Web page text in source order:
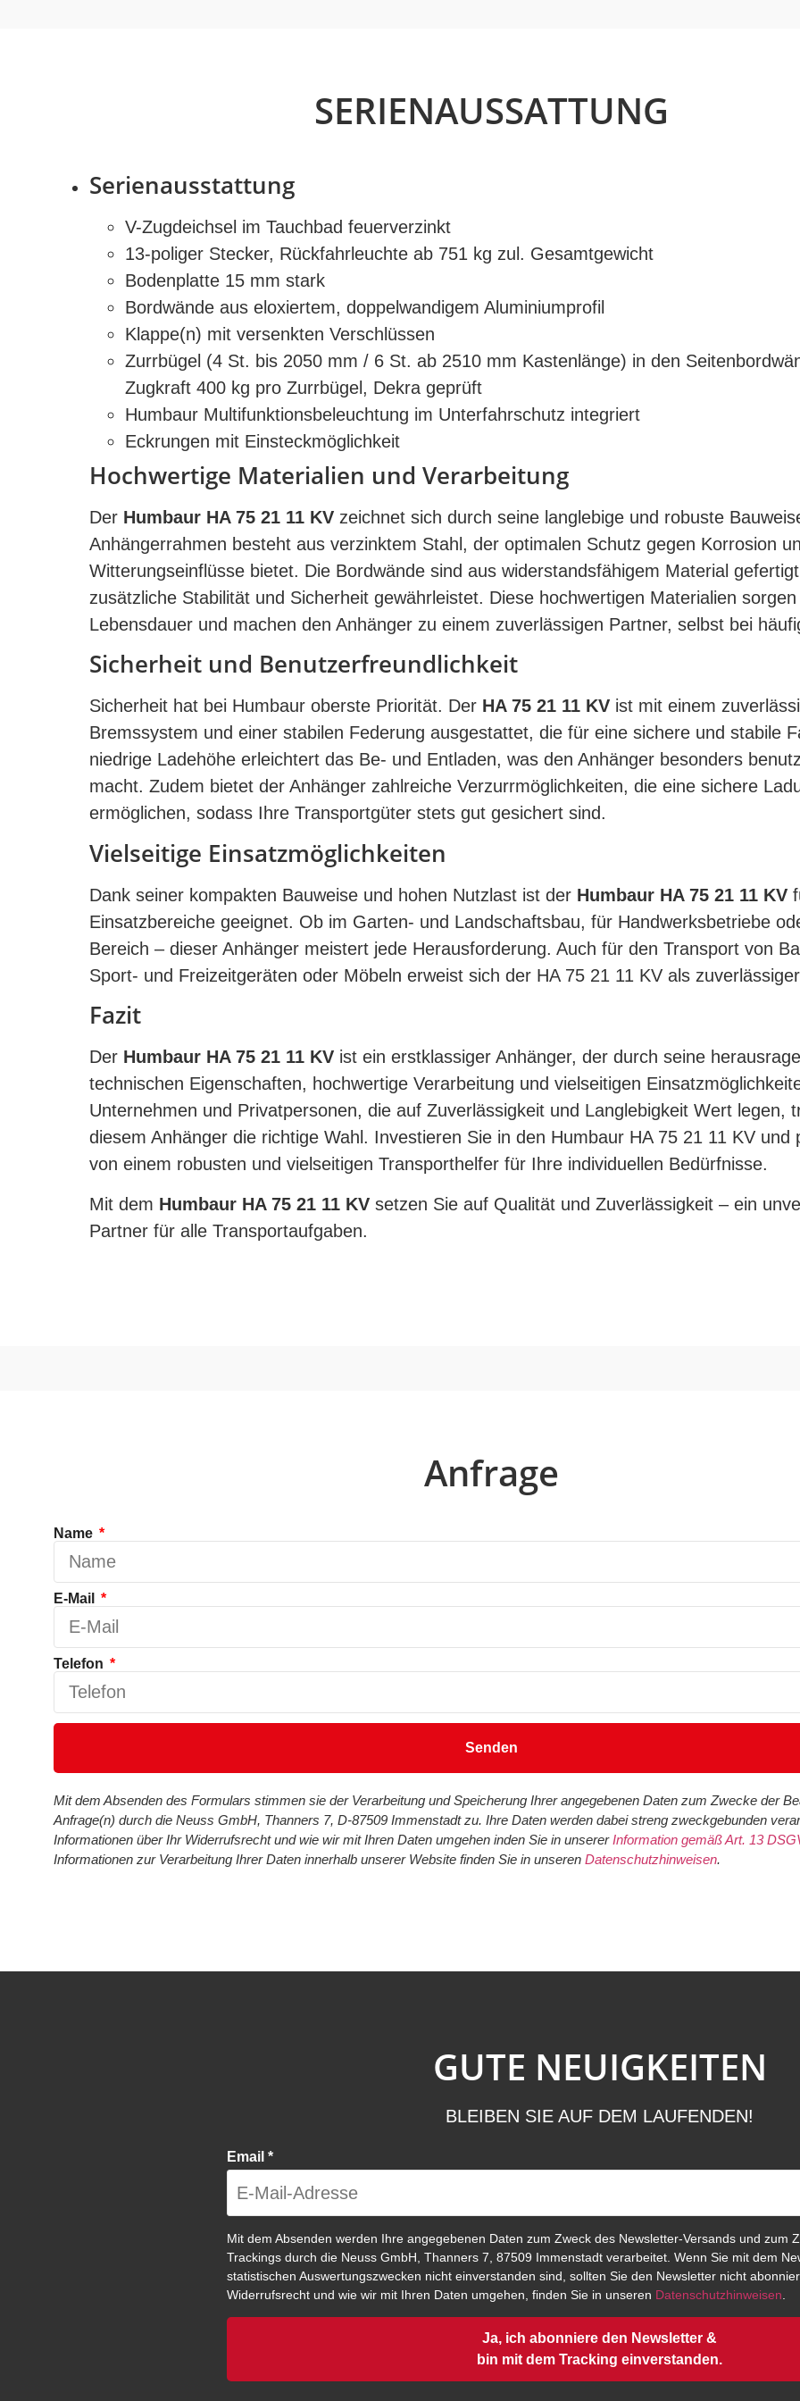
SERIENAUSSATTUNG
Serienausstattung
V-Zugdeichsel im Tauchbad feuerverzinkt
13-poliger Stecker, Rückfahrleuchte ab 751 kg zul. Gesamtgewicht
Bodenplatte 15 mm stark
Bordwände aus eloxiertem, doppelwandigem Aluminiumprofil
Klappe(n) mit versenkten Verschlüssen
Zurrbügel (4 St. bis 2050 mm / 6 St. ab 2510 mm Kastenlänge) in den
Zugkraft 400 kg pro Zurrbügel, Dekra geprüft
Humbaur Multifunktionsbeleuchtung im Unterfahrschutz integriert
Eckrungen mit Einsteckmöglichkeit
Hochwertige Materialien und Verarbeitung
Der Humbaur HA 75 21 11 KV zeichnet sich durch seine langlebige und robuste
Anhängerrahmen besteht aus verzinktem Stahl, der optimalen Schutz gegen Korrosion
Witterungseinflüsse bietet. Die Bordwände sind aus widerstandsfähigem Material
zusätzliche Stabilität und Sicherheit gewährleistet. Diese hochwertigen Materialien
Lebensdauer und machen den Anhänger zu einem zuverlässigen Partner, selbst bei
Sicherheit und Benutzerfreundlichkeit
Sicherheit hat bei Humbaur oberste Priorität. Der HA 75 21 11 KV ist mit einem
Bremssystem und einer stabilen Federung ausgestattet, die für eine sichere und stabile
niedrige Ladehöhe erleichtert das Be- und Entladen, was den Anhänger besonders
macht. Zudem bietet der Anhänger zahlreiche Verzurrmöglichkeiten, die eine sichere
ermöglichen, sodass Ihre Transportgüter stets gut gesichert sind.
Vielseitige Einsatzmöglichkeiten
Dank seiner kompakten Bauweise und hohen Nutzlast ist der Humbaur HA 75 21 11 KV
Einsatzbereiche geeignet. Ob im Garten- und Landschaftsbau, für Handwerksbetriebe
Bereich – dieser Anhänger meistert jede Herausforderung. Auch für den Transport von
Sport- und Freizeitgeräten oder Möbeln erweist sich der HA 75 21 11 KV als
Fazit
Der Humbaur HA 75 21 11 KV ist ein erstklassiger Anhänger, der durch seine
technischen Eigenschaften, hochwertige Verarbeitung und vielseitigen
Unternehmen und Privatpersonen, die auf Zuverlässigkeit und Langlebigkeit Wert legen,
diesem Anhänger die richtige Wahl. Investieren Sie in den Humbaur HA 75 21 11 KV und
von einem robusten und vielseitigen Transporthelfer für Ihre individuellen Bedürfnisse.
Mit dem Humbaur HA 75 21 11 KV setzen Sie auf Qualität und Zuverlässigkeit – ein
Partner für alle Transportaufgaben.
Anfrage
Name
E-Mail
Telefon
Senden
Mit dem Absenden des Formulars stimmen sie der Verarbeitung und Speicherung Ihrer angegebenen Daten zum Zwecke der
Anfrage(n) durch die Neuss GmbH, Thanners 7, D-87509 Immenstadt zu. Ihre Daten werden dabei streng zweckgebunden
Informationen über Ihr Widerrufsrecht und wie wir mit Ihren Daten umgehen inden Sie in unsererInformation gemäß Art. 13
Informationen zur Verarbeitung Ihrer Daten innerhalb unserer Website finden Sie in unseren Datenschutzhinweisen.
GUTE NEUIGKEITEN
BLEIBEN SIE AUF DEM LAUFENDEN!
Email *
Mit dem Absenden werden Ihre angegebenen Daten zum Zweck des Newsletter-Versands und zum
Trackings durch die Neuss GmbH, Thanners 7, 87509 Immenstadt verarbeitet. Wenn Sie mit dem
statistischen Auswertungszwecken nicht einverstanden sind, sollten Sie den Newsletter nicht
Widerrufsrecht und wie wir mit Ihren Daten umgehen, finden Sie in unseren Datenschutzhinweisen
Ja, ich abonniere den Newsletter &
bin mit dem Tracking einverstanden.